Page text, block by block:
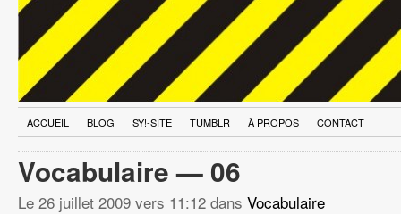
ACCUEIL BLOG SY!-SITE TUMBLR À PROPOS CONTACT
Vocabulaire — 06
Le 26 juillet 2009 vers 11:12 dans Vocabulaire